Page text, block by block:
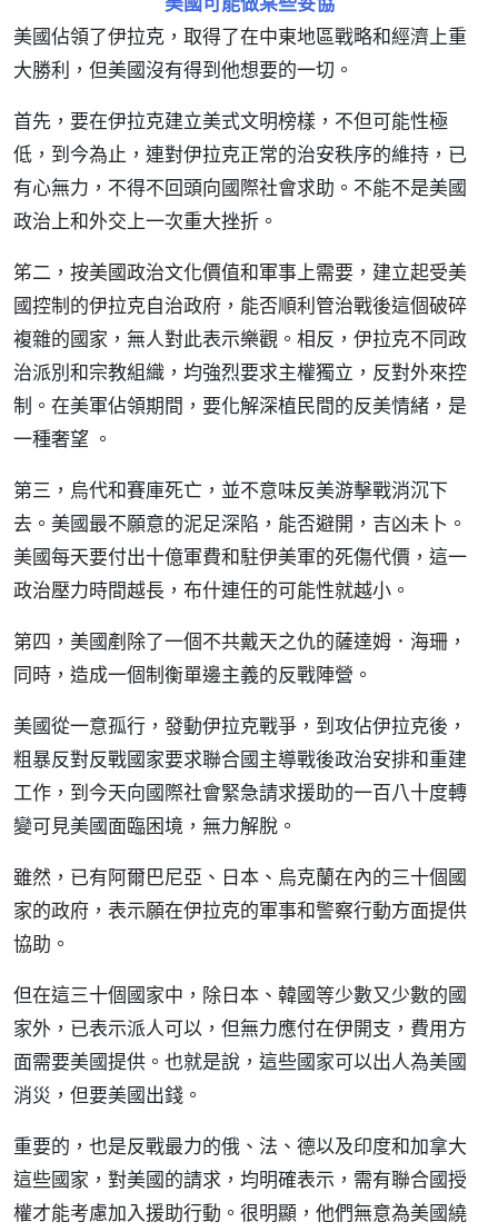
美國佔領了伊拉克，取得了在中東地區戰略和經濟上重
大勝利，但美國沒有得到他想要的一切。
首先，要在伊拉克建立美式文明榜樣，不但可能性極
低，到今為止，連對伊拉克正常的治安秩序的維持，已
有心無力，不得不回頭向國際社會求助。不能不是美國
政治上和外交上一次重大挫折。
笫二，按美國政治文化價值和軍事上需要，建立起受美
國控制的伊拉克自治政府，能否順利管治戰後這個破碎
複雜的國家，無人對此表示樂觀。相反，伊拉克不同政
治派別和宗教組織，均強烈要求主權獨立，反對外來控
制。在美軍佔領期間，要化解深植民間的反美情緒，是
一種奢望 。
第三，烏代和賽庫死亡，並不意味反美游擊戰消沉下
去。美國最不願意的泥足深陷，能否避開，吉凶未卜。
美國每天要付出十億軍費和駐伊美軍的死傷代價，這一
政治壓力時間越長，布什連任的可能性就越小。
第四，美國剷除了一個不共戴天之仇的薩達姆．海珊，
同時，造成一個制衡單邊主義的反戰陣營。
美國從一意孤行，發動伊拉克戰爭，到攻佔伊拉克後，
粗暴反對反戰國家要求聯合國主導戰後政治安排和重建
工作，到今天向國際社會緊急請求援助的一百八十度轉
變可見美國面臨困境，無力解脫。
雖然，已有阿爾巴尼亞、日本、烏克蘭在內的三十個國
家的政府，表示願在伊拉克的軍事和警察行動方面提供
協助。
但在這三十個國家中，除日本、韓國等少數又少數的國
家外，已表示派人可以，但無力應付在伊開支，費用方
面需要美國提供。也就是說，這些國家可以出人為美國
消災，但要美國出錢。
重要的，也是反戰最力的俄、法、德以及印度和加拿大
這些國家，對美國的請求，均明確表示，需有聯合國授
權才能考慮加入援助行動。很明顯，他們無意為美國繞